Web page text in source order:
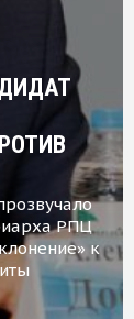
РПЦ
к